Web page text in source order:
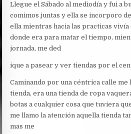
Llegue el Sábado al mediodía y fui a
comimos juntas y ella se incorporo
ella mientras hacia las practicas vivía
donde era para matar el tiempo,
jornada, me ded
ique a pasear y ver tiendas por el
Caminando por una céntrica calle me
tienda, era una tienda de ropa
botas a cualquier cosa que tuviera
me llamo la atención aquella tienda
mas me